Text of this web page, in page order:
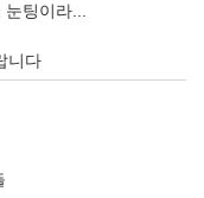
팅이라...
니다